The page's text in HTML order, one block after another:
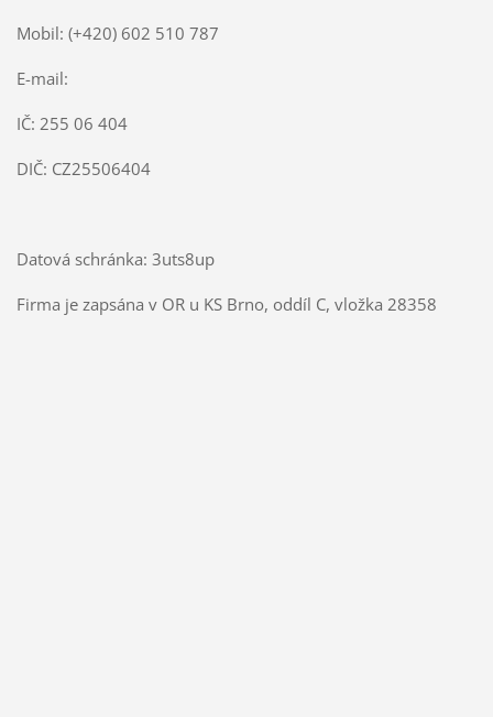
Mobil: (+420) 602 510 787
E-mail:
IČ: 255 06 404
DIČ: CZ25506404
Datová schránka: 3uts8up
Firma je zapsána v OR u KS Brno, oddíl C, vložka 28358